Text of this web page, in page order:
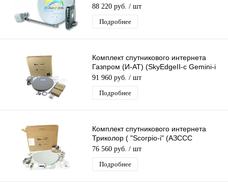
88 220 руб. / шт
Подробнее
Комплект спутникового интернета
Газпром (И-АТ) (SkyEdgeII-c Gemini-i
S2X - 0.76/Ka) без кронштейна
91 960 руб. / шт
Подробнее
Комплект спутникового интернета
Триколор ( "Scorpio-i" (AЗССС
«SkyEdgeII-c-0,76/Ka) без кронштейна
76 560 руб. / шт
Подробнее